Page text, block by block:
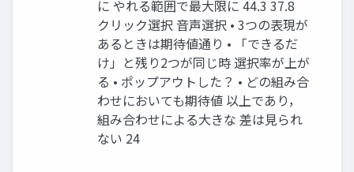
に やれる範囲で最⼤限に 44.3 37.8
クリック選択 ⾳声選択 • 3つの表現が
あるときは期待値通り • 「できるだ
け」と残り2つが同じ時 選択率が上が
る • ポップアウトした？ • どの組み合
わせにおいても期待値 以上であり，
組み合わせによる⼤きな 差は⾒られ
ない 24